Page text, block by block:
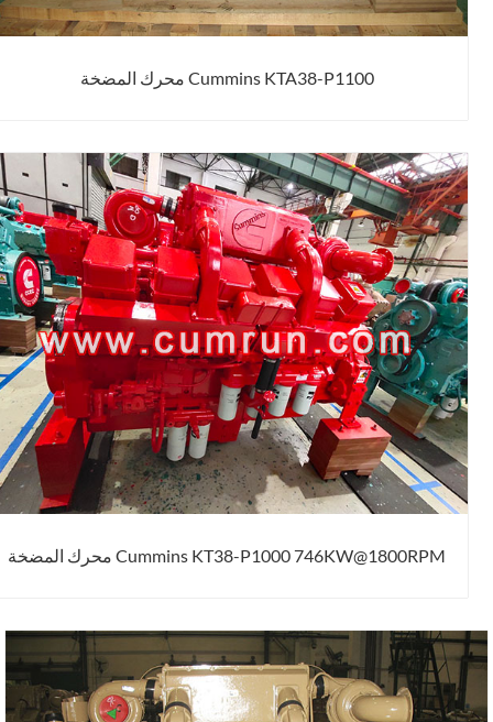
Cummins KTA38-P1100 محرك المضخة
Cummins KT38-P1000 746KW@1800RPM محرك المضخة